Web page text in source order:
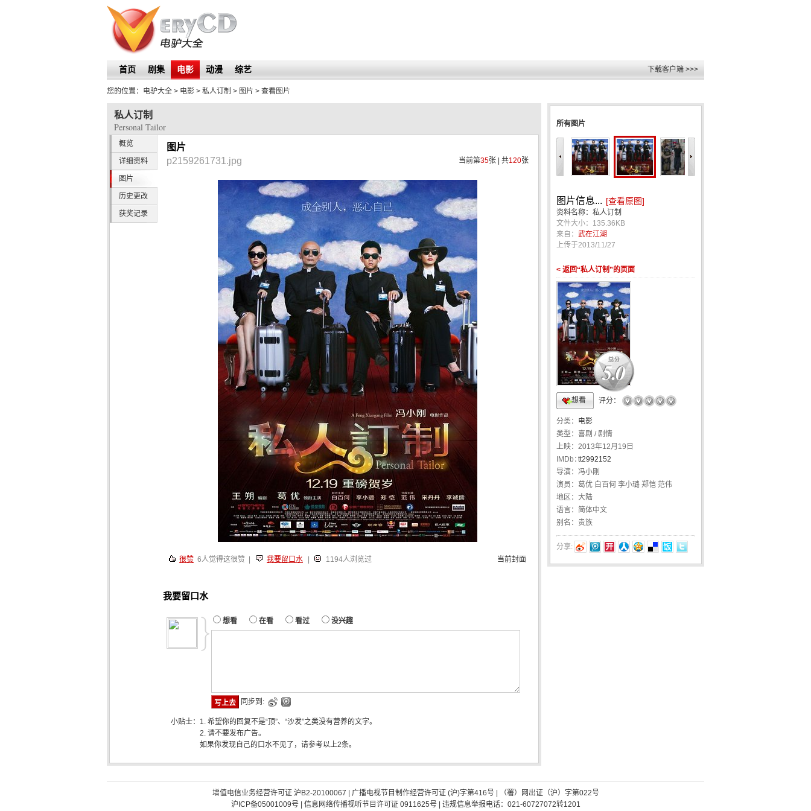
首页 剧集 电影 动漫 综艺 下载客户端 >>>
您的位置： 电驴大全 > 电影 > 私人订制 > 图片 > 查看图片
私人订制
Personal Tailor
概览
详细资料
图片
历史更改
获奖记录
图片
当前第35张 | 共120张
p2159261731.jpg
当前封面
很赞 6人觉得这很赞 | 我要留口水 1194人浏览过
我要留口水
想看 在看 看过 没兴趣
同步到:
小贴士： 1. 希望你的回复不是“顶”、“沙发”之类没有营养的文字。
2. 请不要发布广告。
如果你发现自己的口水不见了，请参考以上2条。
所有图片
图片信息... [查看原图]
资料名称：私人订制
文件大小：135.36KB
来自： 武在江湖
上传于2013/11/27
< 返回“私人订制”的页面
5.0
想看 评分：
☆ ☆ ☆ ☆ ☆
分类： 电影
类型： 喜剧 / 剧情
上映： 2013年12月19日
IMDb：tt2992152
导演： 冯小刚
演员： 葛优 白百何 李小璐 郑恺 范伟
地区： 大陆
语言： 简体中文
别名： 贵族
分享:
增值电信业务经营许可证 沪B2-20100067 | 广播电视节目制作经营许可证 (沪)字第416号| （署）网出证（沪）字第022号
沪ICP备05001009号| 信息网络传播视听节目许可证 0911625号| 违规信息举报电话：021-60727072转1201